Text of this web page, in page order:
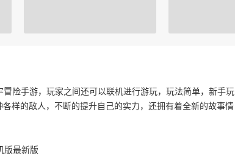
险手游，玩家之间还可以联机进行游玩，玩法简单，新手玩
样的敌人，不断的提升自己的实力，还拥有着全新的故事情